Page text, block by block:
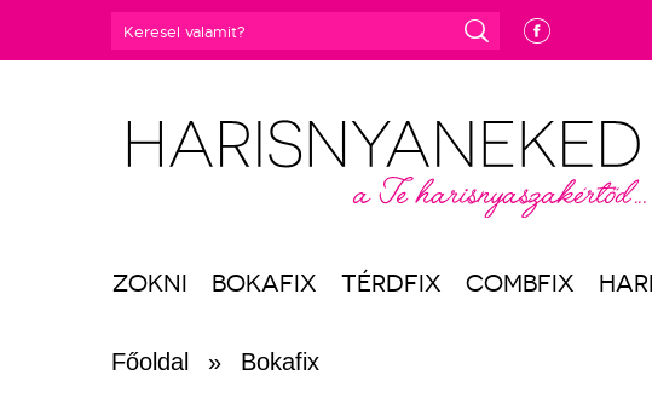
e g
ZOKNI BOKAFIX TÉRDFIX COMBFIX
Főoldal » Bokafix